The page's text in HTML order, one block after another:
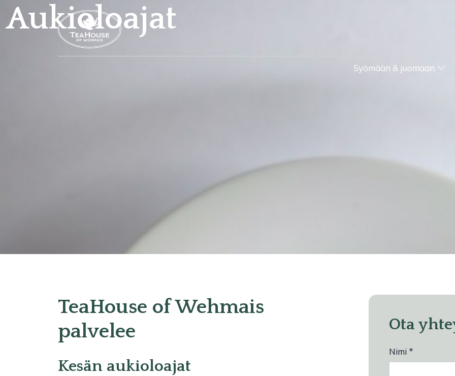
Syömään & juomaan
Aukioloajat
TeaHouse of Wehmais
palvelee
Kesän aukioloajat
Ota
Nimi *